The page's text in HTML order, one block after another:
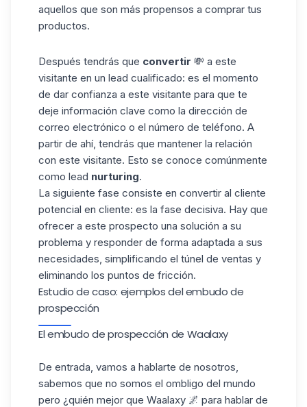
aquellos que son más propensos a comprar tus
productos.
Después tendrás que convertir 💸 a este
visitante en un lead cualificado: es el momento
de dar confianza a este visitante para que te
deje información clave como la dirección de
correo electrónico o el número de teléfono. A
partir de ahí, tendrás que mantener la relación
con este visitante. Esto se conoce comúnmente
como lead nurturing.
La siguiente fase consiste en convertir al cliente
potencial en cliente: es la fase decisiva. Hay que
ofrecer a este prospecto una solución a su
problema y responder de forma adaptada a sus
necesidades, simplificando el túnel de ventas y
eliminando los puntos de fricción.
Estudio de caso: ejemplos del embudo de
prospección
El embudo de prospección de Waalaxy
De entrada, vamos a hablarte de nosotros,
sabemos que no somos el ombligo del mundo
pero ¿quién mejor que Waalaxy 🌌 para hablar de